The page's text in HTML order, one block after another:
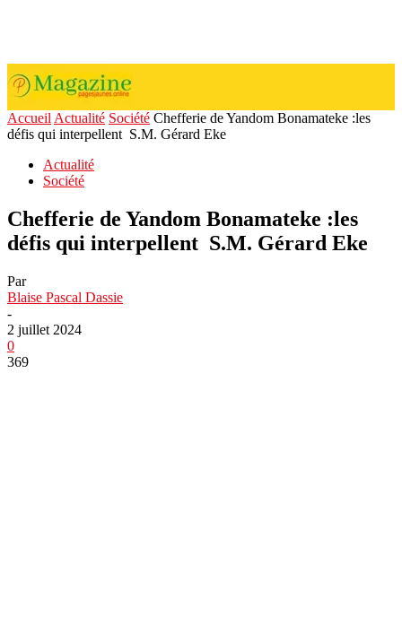
Accueil Actualité Société Chefferie de Yandom Bonamateke :les
défis qui interpellent S.M. Gérard Eke
Actualité
Société
Chefferie de Yandom Bonamateke :les
défis qui interpellent S.M. Gérard Eke
Par
Blaise Pascal Dassie
-
2 juillet 2024
0
369